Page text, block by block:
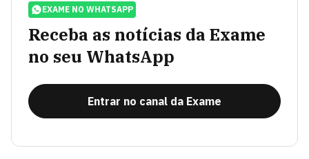
EXAME NO WHATSAPP
Receba as notícias da Exame
no seu WhatsApp
Entrar no canal da Exame